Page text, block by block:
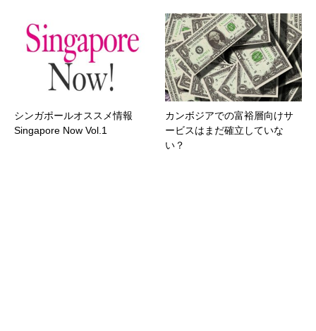
シンガポールオススメ情報
Singapore Now Vol.1
カンボジアでの富裕層向けサ
ービスはまだ確立していな
い？